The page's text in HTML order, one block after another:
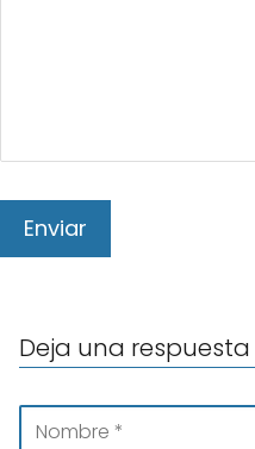
Deja una respuesta